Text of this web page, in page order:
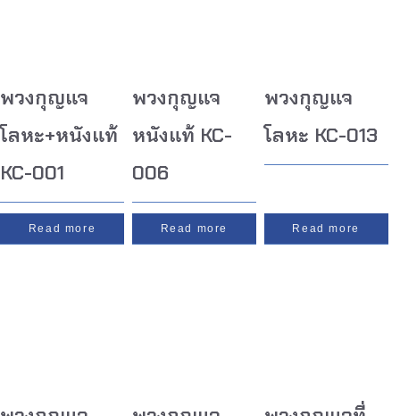
พวงกุญแจ
โลหะ+หนังแท้
KC-001
Read more
พวงกุญแจ
หนังแท้ KC-
006
Read more
พวงกุญแจ
โลหะ KC-013
Read more